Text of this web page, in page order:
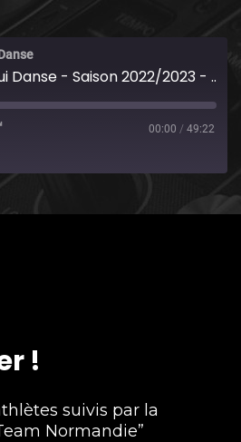
Le Peuple Qui Danse - Saison 2022/2023 - Musiques Qui Font Voyager
00:00 / 49:22
!
suivis par la
Normandie”